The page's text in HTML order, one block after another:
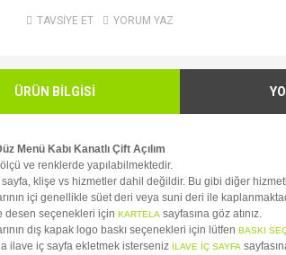
TAVSİYE ET YORUM YAZ
ÜRÜN BİLGİSİ
Menü Kabı Kanatlı Çift Açılım
ölçü ve renklerde yapılabilmektedir.
sayfa, klişe vs hizmetler dahil değildir. Bu gibi diğer
içi genellikle süet deri veya suni deri ile
desen seçenekleri için KARTELA sayfasına göz atınız.
dış kapak logo baskı seçenekleri için lütfen BASKI
ilave iç sayfa ekletmek isterseniz İLAVE İÇ SAYFA